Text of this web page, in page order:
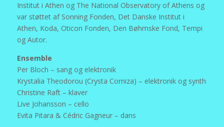
Institut i Athen og The National Observatory of Athens og
var støttet af Sonning Fonden, Det Danske Institut i
Athen, Koda, Oticon Fonden, Den Bøhmske Fond, Tempi
og Autor.
Ensemble
Per Bloch – sang og elektronik
Krystalia Theodorou (Crysta Corniza) – elektronik og synth
Christine Raft – klaver
Live Johansson – cello
Evita Pitara & Cédric Gagneur – dans